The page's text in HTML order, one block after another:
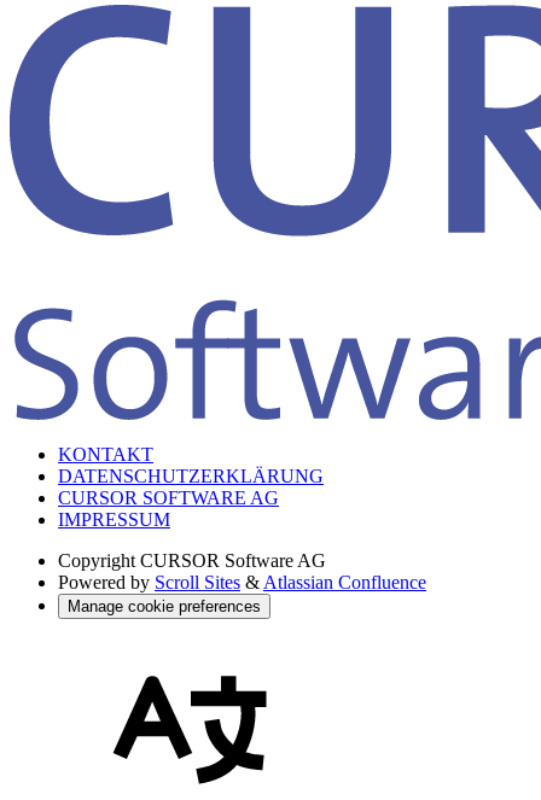
KONTAKT
DATENSCHUTZERKLÄRUNG
CURSOR SOFTWARE AG
IMPRESSUM
Copyright CURSOR Software AG
Powered by Scroll Sites & Atlassian Confluence
Manage cookie preferences